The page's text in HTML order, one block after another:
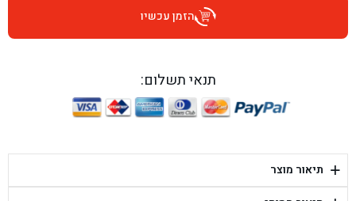
בן גל - היובלים 26, הוד השרון - הוד השרון
בן גל - יפת 88, תל אביב יפו - תל אביב
הזמן עכשיו
תנאי תשלום:
+ תיאור מוצר